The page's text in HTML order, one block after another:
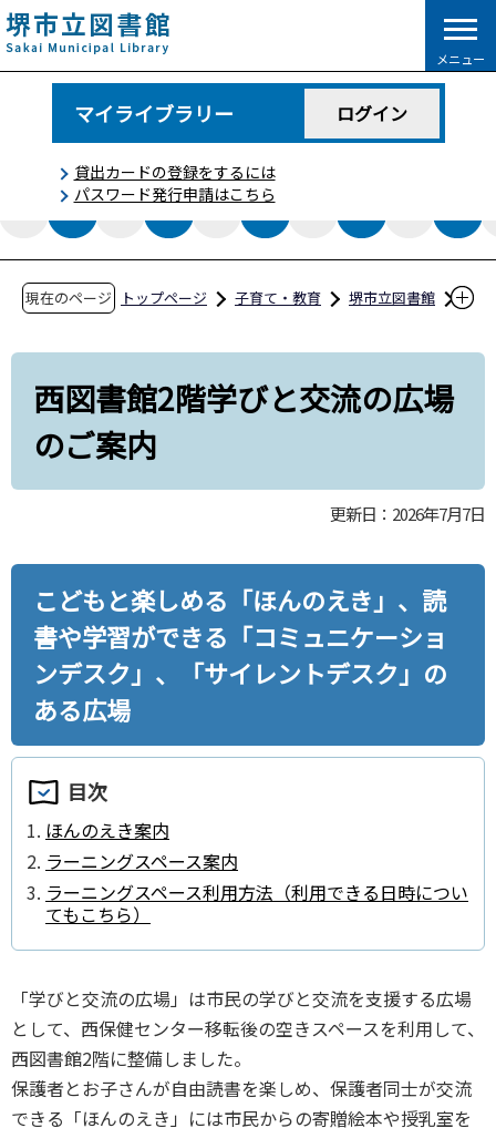
こ
の
ペ
で
メニュー
マイライブラリー ログイン
貸出カードの登録をするには
パスワード発行申請はこちら
現在のページ トップページ 子育て・教育
堺市立図書館
西図書館2階学びと交流の広場
のご案内
更新日：2026年7月7日
こどもと楽しめる「ほんのえき」、読
書や学習ができる「コミュニケーショ
ンデスク」、「サイレントデスク」の
ある広場
目次
ほんのえき案内
ラーニングスペース案内
ラーニングスペース利⽤⽅法（利⽤できる⽇時につい
てもこちら）
「学びと交流の広場」は市民の学びと交流を支援する広場
として、西保健センター移転後の空きスペースを利用して、
西図書館2階に整備しました。
保護者とお子さんが自由読書を楽しめ、保護者同士が交流
できる「ほんのえき」には市民からの寄贈絵本や授乳室を